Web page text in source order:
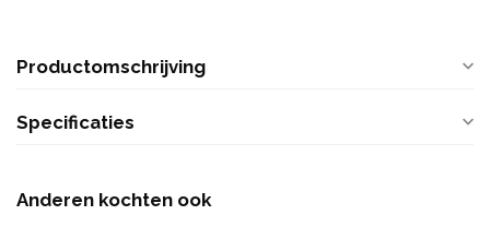
Productomschrijving
Specificaties
Anderen kochten ook